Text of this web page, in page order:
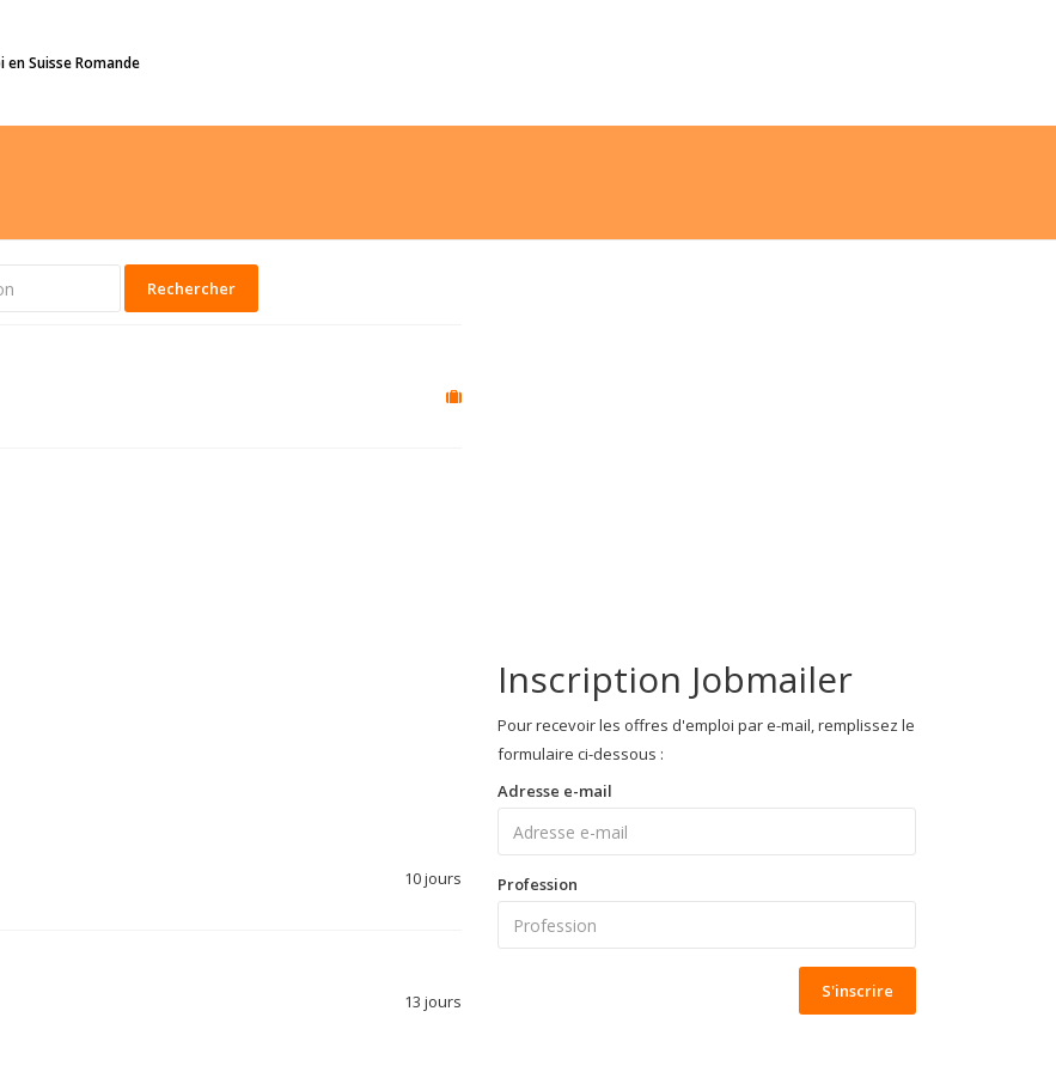
Suisse Romande
Rechercher
10 jours
13 jours
Inscription Jobmailer
Pour recevoir les offres d'emploi par e-mail, remplissez le
formulaire ci-dessous :
Adresse e-mail
Profession
S'inscrire